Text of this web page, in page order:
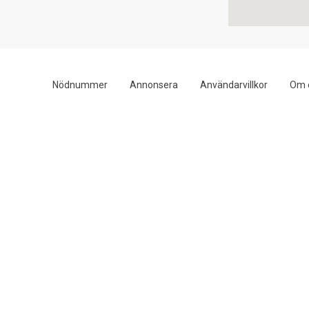
Nödnummer Annonsera Användarvillkor Om